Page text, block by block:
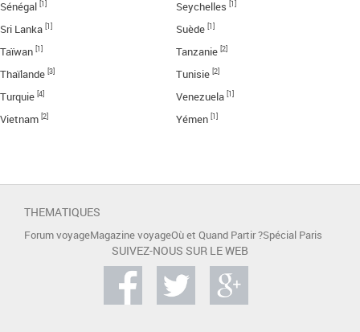
Sénégal [1] Seychelles [1]
Sri Lanka [1] Suède [1]
Taïwan [1] Tanzanie [2]
Thaïlande [3] Tunisie [2]
Turquie [4] Venezuela [1]
Vietnam [2] Yémen [1]
THEMATIQUES
Forum voyageMagazine voyageOù et Quand Partir ?Spécial Paris
SUIVEZ-NOUS SUR LE WEB